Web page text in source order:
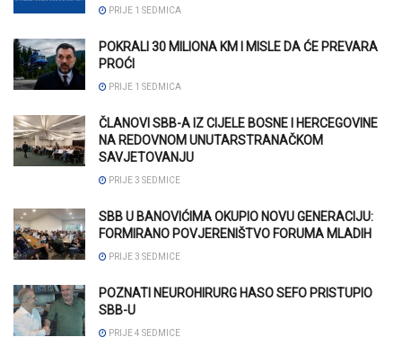
PRIJE 1 SEDMICA
POKRALI 30 MILIONA KM I MISLE DA ĆE PREVARA
PROĆI
PRIJE 1 SEDMICA
ČLANOVI SBB-A IZ CIJELE BOSNE I HERCEGOVINE
NA REDOVNOM UNUTARSTRANAČKOM
SAVJETOVANJU
PRIJE 3 SEDMICE
SBB U BANOVIĆIMA OKUPIO NOVU GENERACIJU:
FORMIRANO POVJERENIŠTVO FORUMA MLADIH
PRIJE 3 SEDMICE
POZNATI NEUROHIRURG HASO SEFO PRISTUPIO
SBB-U
PRIJE 4 SEDMICE